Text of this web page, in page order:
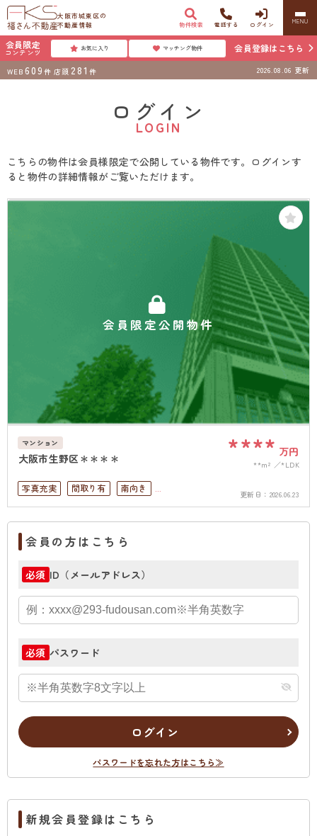
大阪市城東区の
不動産情報
物件検索 電話する ログイン MENU
会員限定
コンテンツ お気に入り マッチング物件 会員登録はこちら
WEB 609 件 店頭 281 件 2026.08.06 更新
ログイン
LOGIN
こちらの物件は会員様限定で公開している物件です。ログインす
ると物件の詳細情報がご覧いただけます。
会員限定公開物件
マンション
大阪市生野区＊＊＊＊ **** 万円
**m² *LDK
写真充実 間取り有
南向き
駅徒歩10分以内
高層階
南面バルコニー
オートロック
上下水道完備
更新日： 2026.06.23
会員の方はこちら
必須 ID（メールアドレス）
必須 パスワード
ログイン
パスワードを忘れた方はこちら≫
新規会員登録はこちら